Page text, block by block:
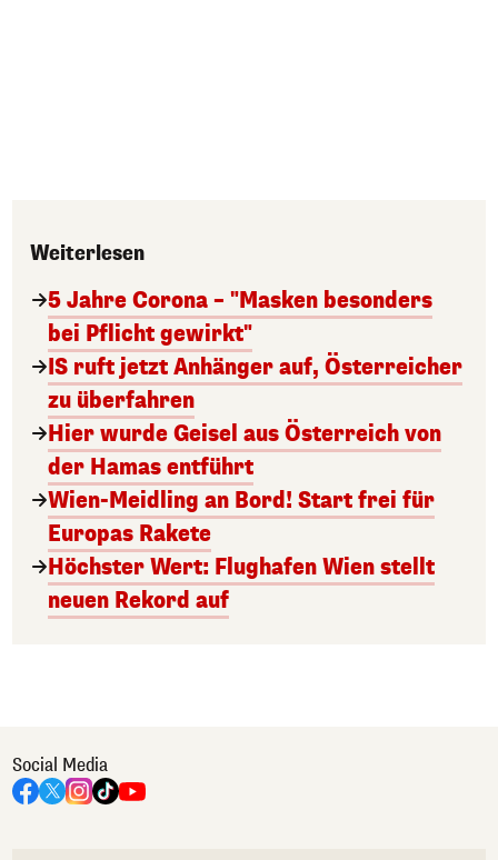
Weiterlesen
5 Jahre Corona – "Masken besonders
bei Pflicht gewirkt"
IS ruft jetzt Anhänger auf, Österreicher
zu überfahren
Hier wurde Geisel aus Österreich von
der Hamas entführt
Wien-Meidling an Bord! Start frei für
Europas Rakete
Höchster Wert: Flughafen Wien stellt
neuen Rekord auf
Social Media